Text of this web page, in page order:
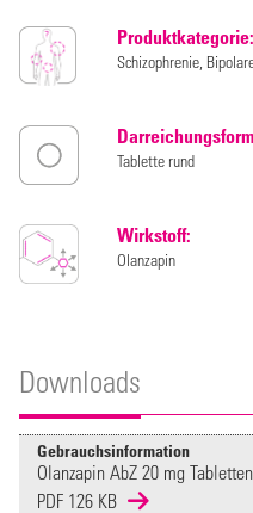
Produktkategorie:
Schizophrenie,
Tablette rund
Wirkstoff:
Olanzapin
Downloads
Gebrauchsinformation
Olanzapin AbZ 20 mg
PDF 126 KB